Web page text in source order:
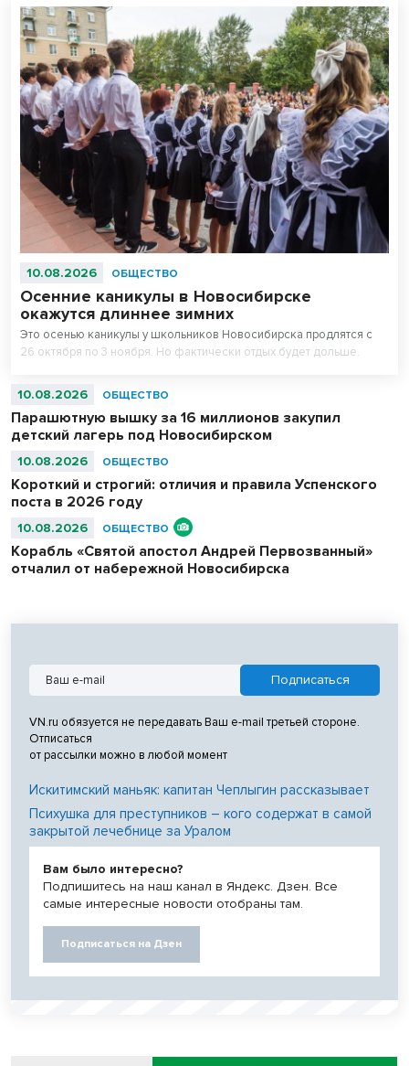
10.08.2026 ОБЩЕСТВО
Осенние каникулы в Новосибирске
окажутся длиннее зимних
Это осенью каникулы у школьников Новосибирска продлятся с
26 октября по 3 ноября. Но фактически отдых будет дольше.
10.08.2026 ОБЩЕСТВО
Парашютную вышку за 16 миллионов закупил
детский лагерь под Новосибирском
10.08.2026 ОБЩЕСТВО
Короткий и строгий: отличия и правила Успенского
поста в 2026 году
10.08.2026 ОБЩЕСТВО
Корабль «Святой апостол Андрей Первозванный»
отчалил от набережной Новосибирска
VN.ru обязуется не передавать Ваш e-mail третьей стороне.
Отписаться
от рассылки можно в любой момент
Искитимский маньяк: капитан Чеплыгин рассказывает
Психушка для преступников – кого содержат в самой
закрытой лечебнице за Уралом
Вам было интересно?
Подпишитесь на наш канал в Яндекс. Дзен. Все
самые интересные новости отобраны там.
Подписаться на Дзен